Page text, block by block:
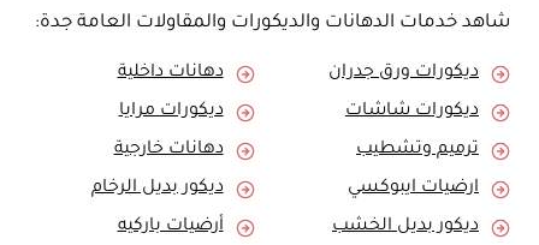
شاهد خدمات الدهانات والديكورات والمقاولات العامة جدة:
ديكورات ورق جدران
دهانات داخلية
ديكورات شاشات
ديكورات مرايا
ترميم وتشطيب
دهانات خارجية
ارضيات ايبوكسي
ديكور بديل الرخام
ديكور بديل الخشب
أرضيات باركيه